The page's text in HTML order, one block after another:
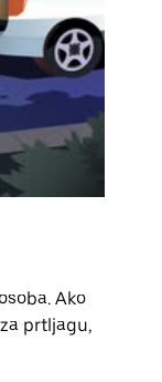
Ako
prtljagu,